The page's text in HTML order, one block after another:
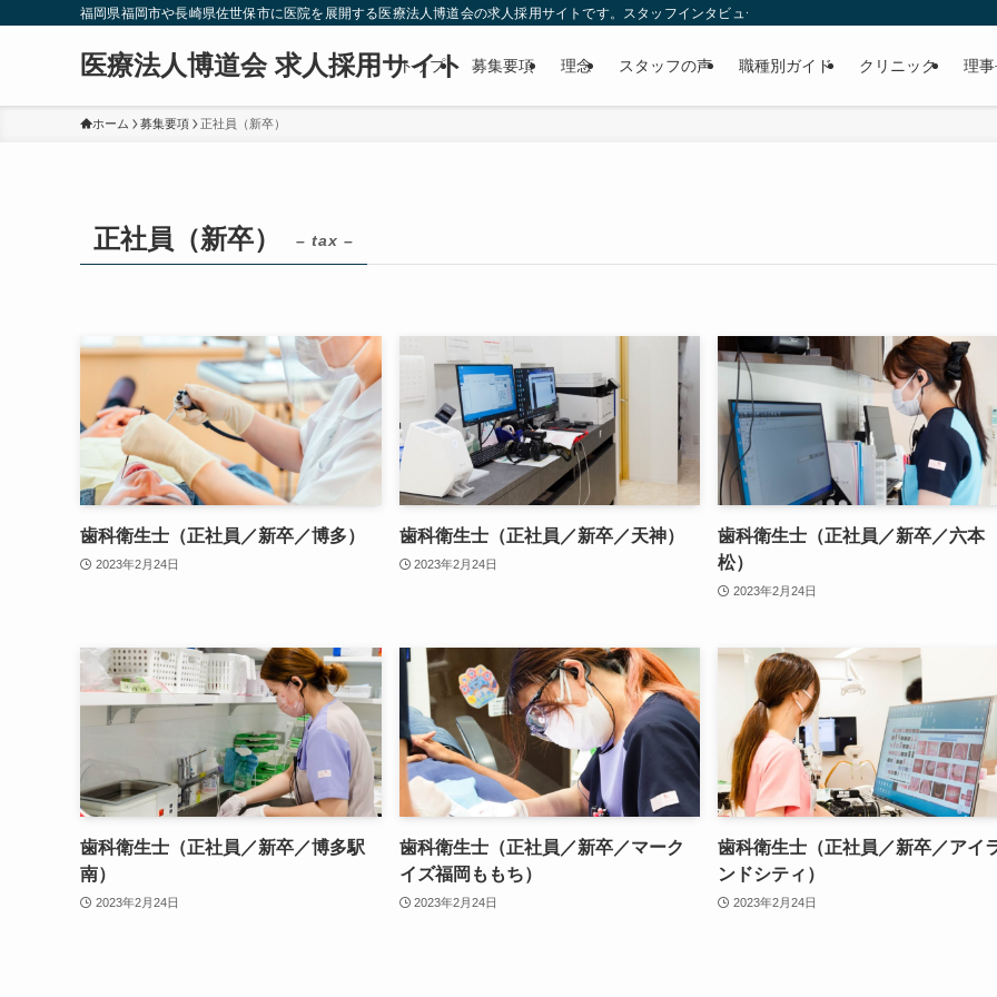
福岡県福岡市や長崎県佐世保市に医院を展開する医療法人博道会の求人採用サイトです。スタッフインタビューや福利厚生、理事長に聞く99の質問
医療法人博道会 求人採用サイト
トップ 募集要項 理念 スタッフの声 職種別ガイド クリニック 理
ホーム 募集要項 正社員（新卒）
正社員（新卒） – tax –
歯科衛生士（正社員／新卒／博多）
2023年2月24日
歯科衛生士（正社員／新卒／天神）
2023年2月24日
歯科衛生士（正社員／新卒／六本
松）
2023年2月24日
歯科衛生士（正社員／新卒／博多駅
南）
2023年2月24日
歯科衛生士（正社員／新卒／マーク
イズ福岡ももち）
2023年2月24日
歯科衛生士（正社員／新卒／アイ
ンドシティ）
2023年2月24日